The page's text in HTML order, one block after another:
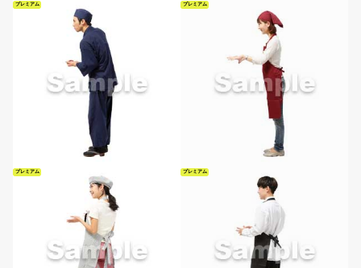
プレミアム プレミアム
プレミアム プレミアム